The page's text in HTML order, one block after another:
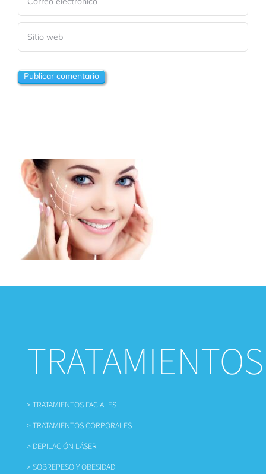
TRATAMIENTOS
> TRATAMIENTOS FACIALES
> TRATAMIENTOS CORPORALES
> DEPILACIÓN LÁSER
> SOBREPESO Y OBESIDAD